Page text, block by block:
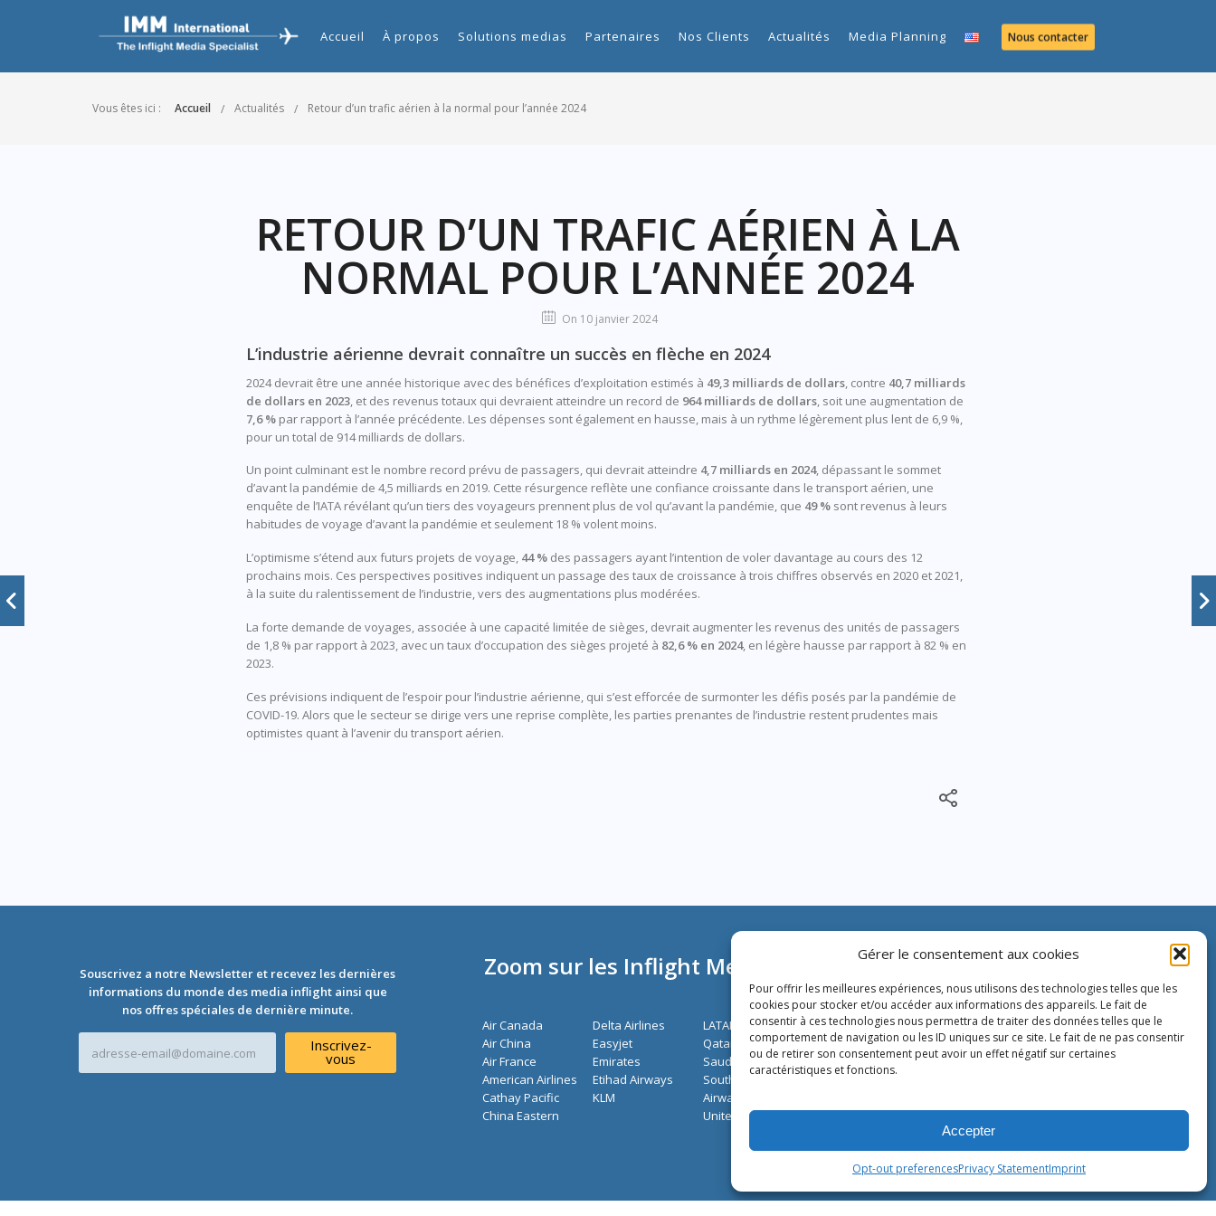
Gérer le consentement aux cookies
Pour offrir les meilleures expériences, nous utilisons des technologies telles que les
cookies pour stocker et/ou accéder aux informations des appareils. Le fait de
consentir à ces technologies nous permettra de traiter des données telles que le
comportement de navigation ou les ID uniques sur ce site. Le fait de ne pas consentir
ou de retirer son consentement peut avoir un effet négatif sur certaines
caractéristiques et fonctions.
Accepter
Opt-out preferencesPrivacy StatementImprint
Nous contacter
Accueil À propos Solutions medias Partenaires Nos Clients Actualités Media Planning
Vous êtes ici : Accueil Actualités Retour d’un trafic aérien à la normal pour l’année 2024
RETOUR D’UN TRAFIC AÉRIEN À LA
NORMAL POUR L’ANNÉE 2024
On 10 janvier 2024
L’industrie aérienne devrait connaître un succès en flèche en 2024
2024 devrait être une année historique avec des bénéfices d’exploitation estimés à 49,3 milliards de dollars, contre 40,7 milliards
de dollars en 2023, et des revenus totaux qui devraient atteindre un record de 964 milliards de dollars, soit une augmentation de
7,6 %par rapport à l’année précédente. Les dépenses sont également en hausse, mais à un rythme légèrement plus lent de 6,9 %,
pour un total de 914 milliards de dollars.
Un point culminant est le nombre record prévu de passagers, qui devrait atteindre 4,7 milliards en 2024, dépassant le sommet
d’avant la pandémie de 4,5 milliards en 2019. Cette résurgence reflète une confiance croissante dans le transport aérien, une
enquête de l’IATA révélant qu’un tiers des voyageurs prennent plus de vol qu’avant la pandémie, que 49 %sont revenus à leurs
habitudes de voyage d’avant la pandémie et seulement 18 % volent moins.
L’optimisme s’étend aux futurs projets de voyage, 44 %des passagers ayant l’intention de voler davantage au cours des 12
prochains mois. Ces perspectives positives indiquent un passage des taux de croissance à trois chiffres observés en 2020 et 2021,
à la suite du ralentissement de l’industrie, vers des augmentations plus modérées.
La forte demande de voyages, associée à une capacité limitée de sièges, devrait augmenter les revenus des unités de passagers
de 1,8 % par rapport à 2023, avec un taux d’occupation des sièges projeté à 82,6 % en 2024, en légère hausse par rapport à 82 % en
2023.
Ces prévisions indiquent de l’espoir pour l’industrie aérienne, qui s’est efforcée de surmonter les défis posés par la pandémie de
COVID-19. Alors que le secteur se dirige vers une reprise complète, les parties prenantes de l’industrie restent prudentes mais
optimistes quant à l’avenir du transport aérien.
Souscrivez a notre Newsletter et recevez les dernières
informations du monde des media inflight ainsi que
nos offres spéciales de dernière minute.
A
r
Inscrivez-
vous
Zoom sur les Inflight Media de
Air Canada
Air China
Air France
American Airlines
Cathay Pacific
China Eastern
Delta Airlines
Easyjet
Emirates
Etihad Airways
KLM
LATAM Airlines
Qatar Airways
Saudia Airlines
South African
Airways
United Airlines
IMM Informations
Générales
80 rue Montmartre
72002 Paris